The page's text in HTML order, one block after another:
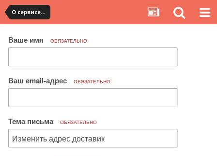
О сервисе, сайте и форуме
Ваше имя ОБЯЗАТЕЛЬНО
Ваш email-адрес ОБЯЗАТЕЛЬНО
Тема письма ОБЯЗАТЕЛЬНО